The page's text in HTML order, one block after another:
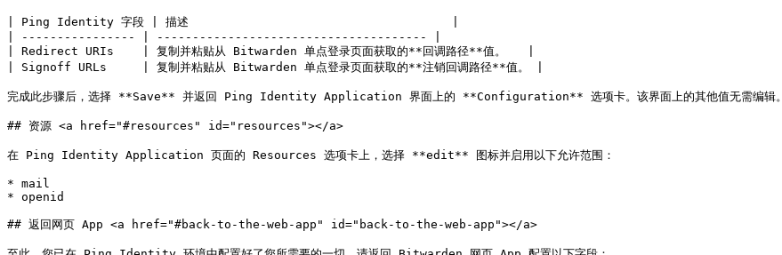
| Ping Identity 字段 | 描述                                     |
| ---------------- | -------------------------------------- |
| Redirect URIs    | 复制并粘贴从 Bitwarden 单点登录页面获取的**回调路径**值。   |
| Signoff URLs     | 复制并粘贴从 Bitwarden 单点登录页面获取的**注销回调路径**值。 |
完成此步骤后，选择 **Save** 并返回 Ping Identity Application 界面上的 **Configuration** 选项卡。该界面上的其他值无需编辑。
## 资源 <a href="#resources" id="resources"></a>
在 Ping Identity Application 页面的 Resources 选项卡上，选择 **edit** 图标并启用以下允许范围：
* mail
* openid
## 返回网页 App <a href="#back-to-the-web-app" id="back-to-the-web-app"></a>